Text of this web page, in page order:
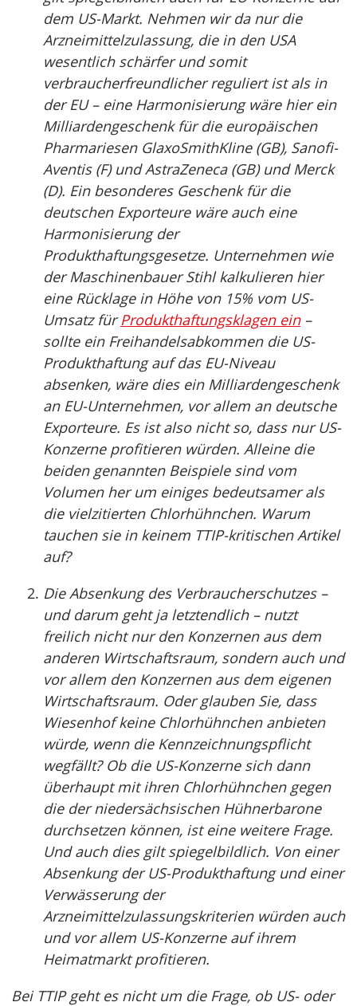
dem US-Markt. Nehmen wir da nur die
Arzneimittelzulassung, die in den USA
wesentlich schärfer und somit
verbraucherfreundlicher reguliert ist als in
der EU – eine Harmonisierung wäre hier ein
Milliardengeschenk für die europäischen
Pharmariesen GlaxoSmithKline (GB), Sanofi-
Aventis (F) und AstraZeneca (GB) und Merck
(D). Ein besonderes Geschenk für die
deutschen Exporteure wäre auch eine
Harmonisierung der
Produkthaftungsgesetze. Unternehmen wie
der Maschinenbauer Stihl kalkulieren hier
eine Rücklage in Höhe von 15% vom US-
Umsatz fürProdukthaftungsklagen ein–
sollte ein Freihandelsabkommen die US-
Produkthaftung auf das EU-Niveau
absenken, wäre dies ein Milliardengeschenk
an EU-Unternehmen, vor allem an deutsche
Exporteure. Es ist also nicht so, dass nur US-
Konzerne profitieren würden. Alleine die
beiden genannten Beispiele sind vom
Volumen her um einiges bedeutsamer als
die vielzitierten Chlorhühnchen. Warum
tauchen sie in keinem TTIP-kritischen Artikel
auf?
Die Absenkung des Verbraucherschutzes –
und darum geht ja letztendlich – nutzt
freilich nicht nur den Konzernen aus dem
anderen Wirtschaftsraum, sondern auch und
vor allem den Konzernen aus dem eigenen
Wirtschaftsraum. Oder glauben Sie, dass
Wiesenhof keine Chlorhühnchen anbieten
würde, wenn die Kennzeichnungspflicht
wegfällt? Ob die US-Konzerne sich dann
überhaupt mit ihren Chlorhühnchen gegen
die der niedersächsischen Hühnerbarone
durchsetzen können, ist eine weitere Frage.
Und auch dies gilt spiegelbildlich. Von einer
Absenkung der US-Produkthaftung und einer
Verwässerung der
Arzneimittelzulassungskriterien würden auch
und vor allem US-Konzerne auf ihrem
Heimatmarkt profitieren.
Bei TTIP geht es nicht um die Frage, ob US- oder